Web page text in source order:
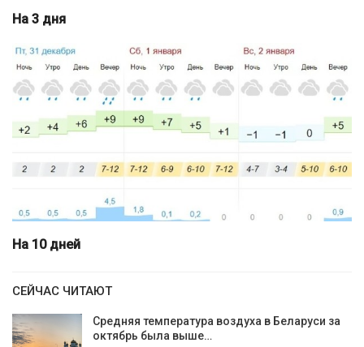
На 3 дня
На 10 дней
СЕЙЧАС ЧИТАЮТ
Средняя температура воздуха в Беларуси за
октябрь была выше…